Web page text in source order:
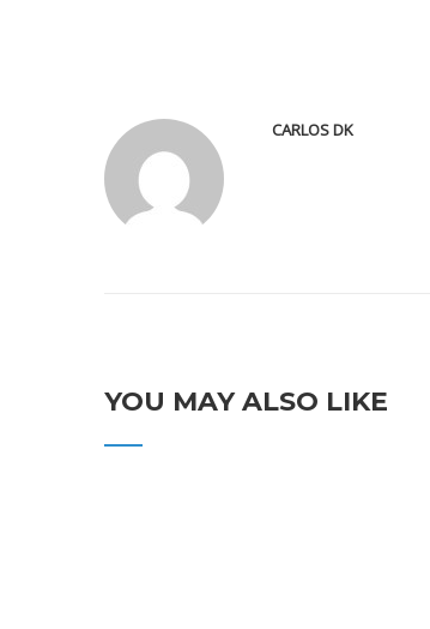
CARLOS DK
YOU MAY ALSO LIKE